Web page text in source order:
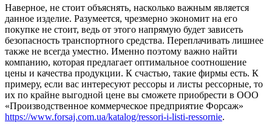
Наверное, не стоит объяснять, насколько важным является
данное изделие. Разумеется, чрезмерно экономит на его
покупке не стоит, ведь от этого напрямую будет зависеть
безопасность транспортного средства. Переплачивать лишнее
также не всегда уместно. Именно поэтому важно найти
компанию, которая предлагает оптимальное соотношение
цены и качества продукции. К счастью, такие фирмы есть. К
примеру, если вас интересуют рессоры и листы рессорные, то
их по крайне выгодной цене вы сможете приобрести в ООО
«Производственное коммерческое предприятие Форсаж»
https://www.forsaj.com.ua/katalog/ressori-i-listi-ressornie.